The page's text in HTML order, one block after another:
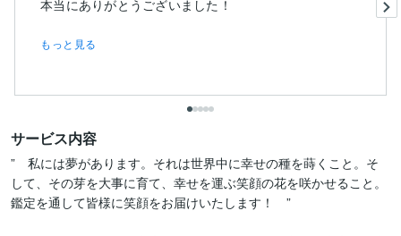
もっと見る
サービス内容
”　私には夢があります。それは世界中に幸せの種を蒔くこと。そ
して、その芽を大事に育て、幸せを運ぶ笑顔の花を咲かせること。
鑑定を通して皆様に笑顔をお届けいたします！　”